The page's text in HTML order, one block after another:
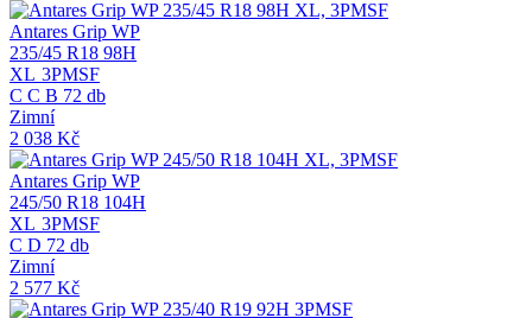
Antares Grip WP
235/45 R18 98H
XL 3PMSF
C C B 72 db
Zimní
2 038 Kč
Antares Grip WP
245/50 R18 104H
XL 3PMSF
C D 72 db
Zimní
2 577 Kč